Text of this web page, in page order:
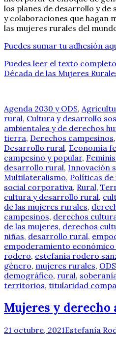
los planes de desarrollo y
y colaboraciones que hagan
las mujeres rurales del
Puedes sumar tu adhesión
Puedes leer el texto
Década de las Mujeres
Agenda 2030 y ODS,
rural, Cultura y desarrollo
ambientales y de derechos
tierra, Derechos campesinos,
Desarrollo rural, Economía
campesino y popular,
desarrollo rural, Innovación
Multilateralismo, Políticas de
social corporativa, Rural,
cultura y desarrollo rural,
de las mujeres rurales,
campesinos, derechos
de las mujeres, derechos
niñas, desarrollo rural,
empoderamiento económico
rodero, estefanía rodero
género, mujeres rurales, ODS
demográfico, rural,
territorios, titularidad
Mujeres y derecho
21 octubre, 2021Estefanía